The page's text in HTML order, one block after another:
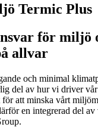
Termic Plus
för miljö
allvar
och minimal
del av hur vi driver
för att minska vårt
en integrerad del